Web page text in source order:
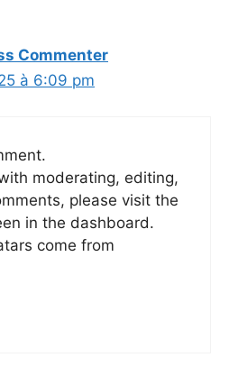
Commenter
à 6:09 pm
moderating, editing,
please visit the
in the dashboard.
come from